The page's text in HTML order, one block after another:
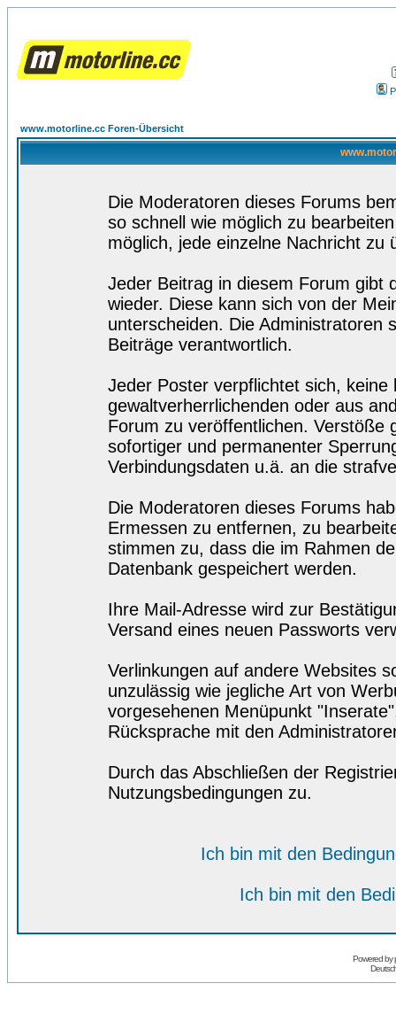
www.motorline.cc Foren-Übersicht
Die Moderatoren dieses Forums
so schnell wie möglich zu
möglich, jede einzelne Nachricht zu
Jeder Beitrag in diesem Forum gibt
wieder. Diese kann sich von der
unterscheiden. Die Administratoren
Beiträge verantwortlich.
Jeder Poster verpflichtet sich,
gewaltverherrlichenden oder aus
Forum zu veröffentlichen. Verstöße
sofortiger und permanenter
Verbindungsdaten u.ä. an die
Die Moderatoren dieses Forums
Ermessen zu entfernen, zu
stimmen zu, dass die im Rahmen
Datenbank gespeichert werden.
Ihre Mail-Adresse wird zur
Versand eines neuen Passworts
Verlinkungen auf andere Websites
unzulässig wie jegliche Art von
vorgesehenen Menüpunkt
Rücksprache mit den
Durch das Abschließen der
Nutzungsbedingungen zu.
Ich bin mit den
Ich bin mit den
Powered by